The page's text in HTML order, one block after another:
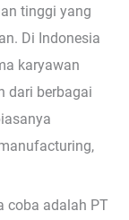
tinggi yang
Di Indonesia
karyawan
dari berbagai
coba adalah PT